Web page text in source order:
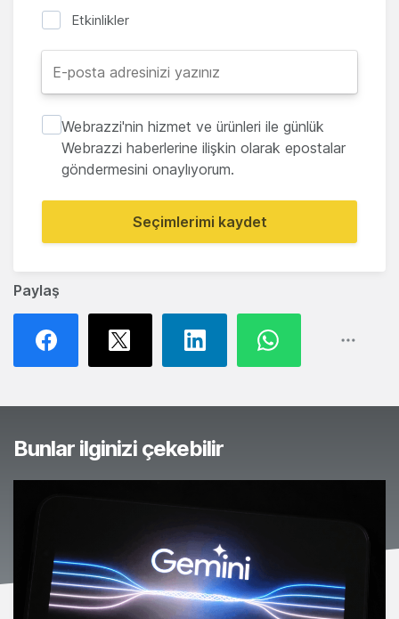
Paylaş
Etkinlikler
Webrazzi'nin hizmet ve ürünleri ile günlük
Webrazzi haberlerine ilişkin olarak epostalar
göndermesini onaylıyorum.
Seçimlerimi kaydet
Bunlar ilginizi çekebilir